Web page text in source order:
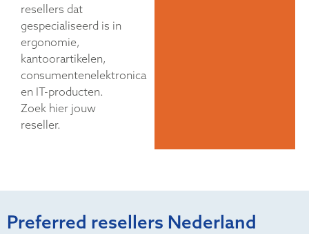
resellers dat
gespecialiseerd is in
ergonomie,
kantoorartikelen,
consumentenelektronica
en IT-producten.
Zoek hier jouw
reseller.
Preferred resellers Nederland